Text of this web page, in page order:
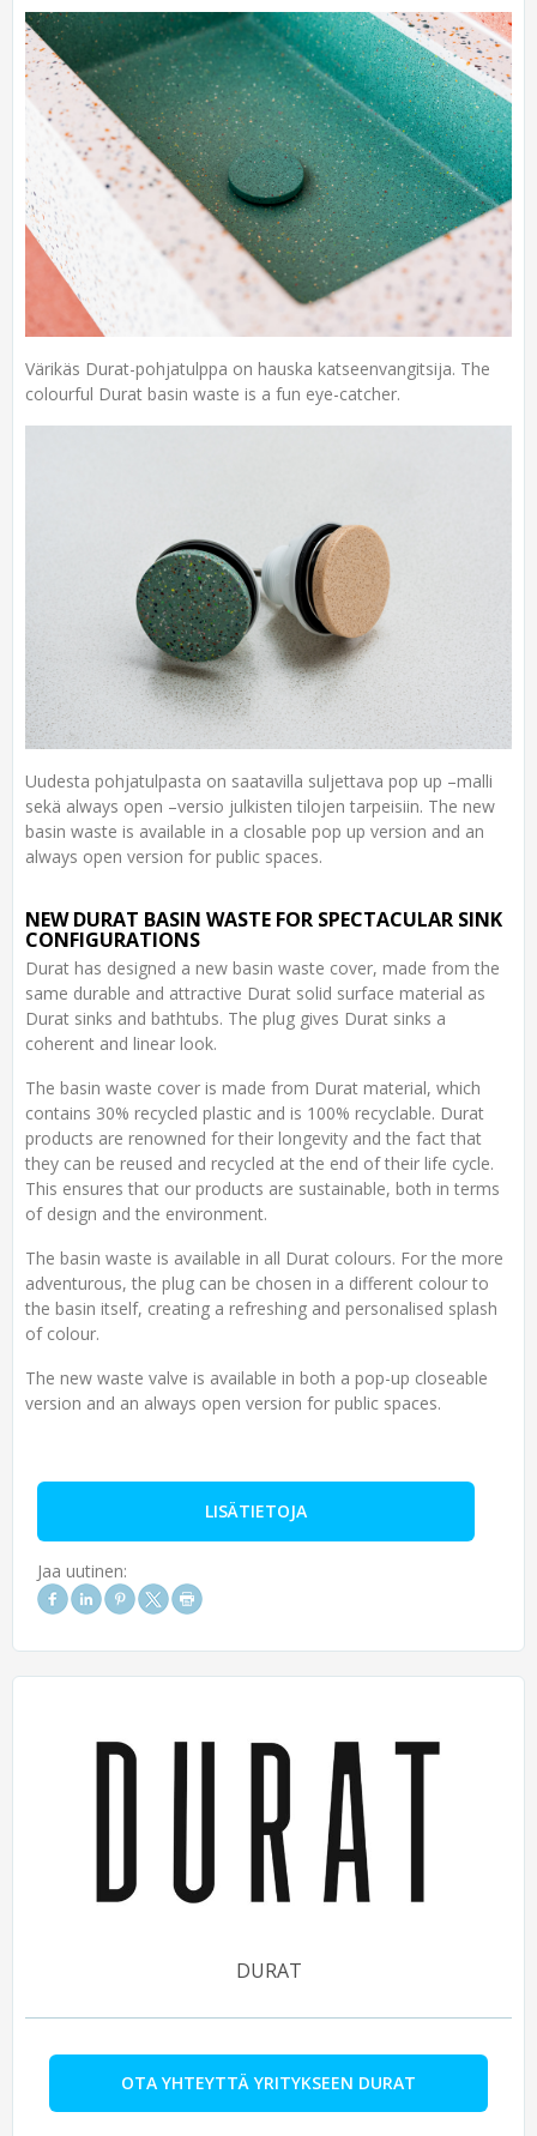
Värikäs Durat-pohjatulppa on hauska katseenvangitsija. The
colourful Durat basin waste is a fun eye-catcher.
Uudesta pohjatulpasta on saatavilla suljettava pop up –malli
sekä always open –versio julkisten tilojen tarpeisiin. The new
basin waste is available in a closable pop up version and an
always open version for public spaces.
NEW DURAT BASIN WASTE FOR SPECTACULAR SINK
CONFIGURATIONS
Durat has designed a new basin waste cover, made from the
same durable and attractive Durat solid surface material as
Durat sinks and bathtubs. The plug gives Durat sinks a
coherent and linear look.
The basin waste cover is made from Durat material, which
contains 30% recycled plastic and is 100% recyclable. Durat
products are renowned for their longevity and the fact that
they can be reused and recycled at the end of their life cycle.
This ensures that our products are sustainable, both in terms
of design and the environment.
The basin waste is available in all Durat colours. For the more
adventurous, the plug can be chosen in a different colour to
the basin itself, creating a refreshing and personalised splash
of colour.
The new waste valve is available in both a pop-up closeable
version and an always open version for public spaces.
LISÄTIETOJA
Jaa uutinen:
DURAT
OTA YHTEYTTÄ YRITYKSEEN DURAT